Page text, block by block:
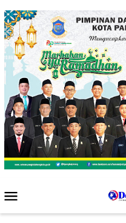
Mobile